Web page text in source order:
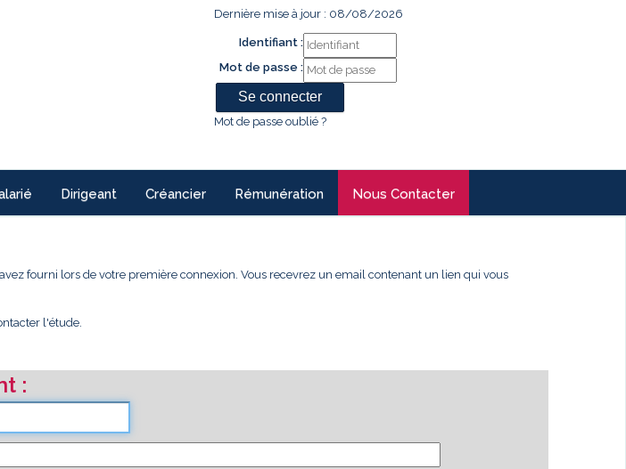
Dernière mise à jour : 08/08/2026
Identifiant :
Mot de passe :
Mot de passe oublié ?
Dirigeant Créancier Rémunération Nous Contacter
fourni lors de votre première connexion. Vous recevrez un email contenant un lien qui vous
l'étude.